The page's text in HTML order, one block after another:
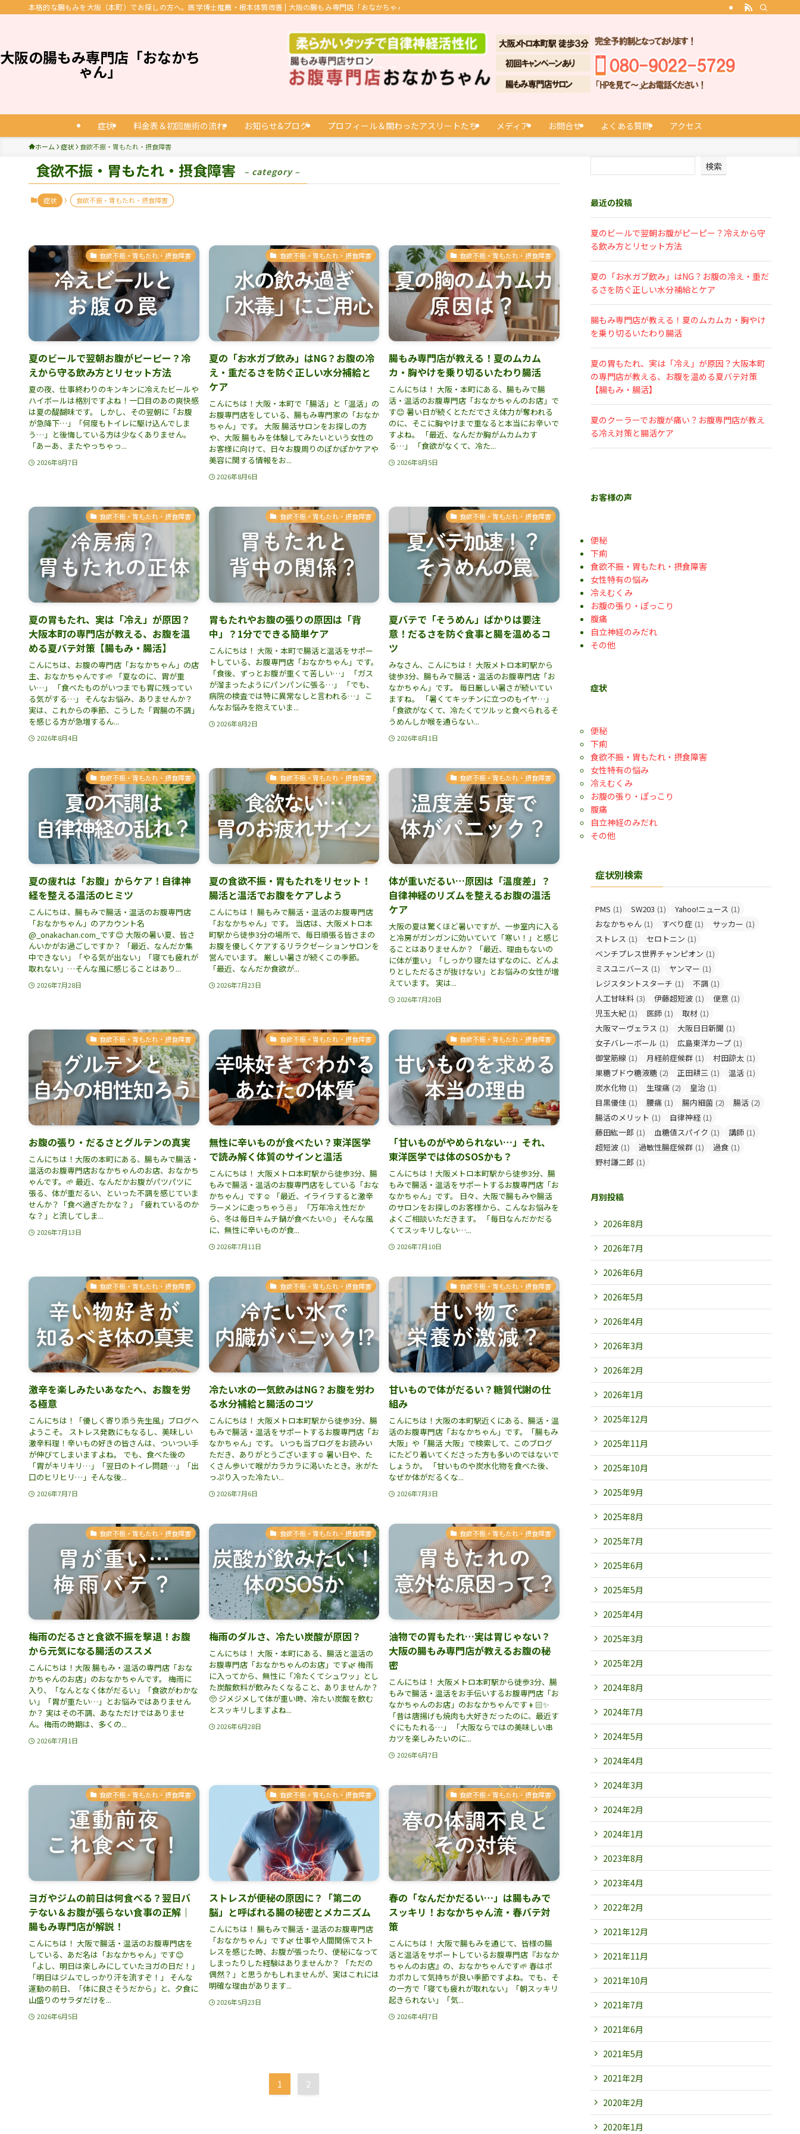
本格的な腸もみを大阪（本町）でお探しの方へ。医学博士推薦・根本体質改善 | 大阪の腸もみ専門店「おなかちゃん」
大阪の腸もみ専門店「おなかち
ゃん」
症状 料金表＆初回施術の流れ お知らせ&ブログ プロフィール＆関わったアスリートたち メディア お問合せ よくある質問 アクセス
ホーム 症状 食欲不振・胃もたれ・摂食障害
食欲不振・胃もたれ・摂食障害 – category –
症状 食欲不振・胃もたれ・摂食障害
食欲不振・胃もたれ・摂食障害
夏のビールで翌朝お腹がピーピー？冷
えから守る飲み方とリセット方法
夏の夜、仕事終わりのキンキンに冷えたビールや
ハイボールは格別ですよね！一口目のあの爽快感
は夏の醍醐味です。 しかし、その翌朝に「お腹
が急降下…」「何度もトイレに駆け込んでしま
う…」と後悔している方は少なくありません。
「あーあ、またやっちゃっ...
2026年8月7日
食欲不振・胃もたれ・摂食障害
夏の「お水ガブ飲み」はNG？お腹の冷
え・重だるさを防ぐ正しい水分補給と
ケア
こんにちは！大阪・本町で「腸活」と「温活」の
お腹専門店をしている、腸もみ専門家の「おなか
ちゃん」です。 大阪 腸活サロンをお探しの方
や、大阪 腸もみを体験してみたいという女性の
お客様に向けて、日々お腹周りのぽかぽかケアや
美容に関する情報をお...
2026年8月6日
食欲不振・胃もたれ・摂食障害
腸もみ専門店が教える！夏のムカム
カ・胸やけを乗り切るいたわり腸活
こんにちは！ 大阪・本町にある、腸もみで腸
活・温活のお腹専門店「おなかちゃんのお店」で
す😊 暑い日が続くとただでさえ体力が奪われる
のに、そこに胸やけまで重なると本当にお辛いで
すよね。 「最近、なんだか胸がムカムカす
る…」 「食欲がなくて、冷た...
2026年8月5日
食欲不振・胃もたれ・摂食障害
夏の胃もたれ、実は「冷え」が原因？
大阪本町の専門店が教える、お腹を温
める夏バテ対策【腸もみ・腸活】
こんにちは、お腹の専門店「おなかちゃん」の店
主、おなかちゃんです🌱 「夏なのに、胃が重
い…」 「食べたものがいつまでも胃に残ってい
る気がする…」 そんなお悩み、ありませんか？
実は、これからの季節、こうした「胃腸の不調」
を感じる方が急増するん...
2026年8月4日
食欲不振・胃もたれ・摂食障害
胃もたれやお腹の張りの原因は「背
中」？1分でできる簡単ケア
こんにちは！ 大阪・本町で腸活と温活をサポー
トしている、お腹専門店「おなかちゃん」です。
「食後、ずっとお腹が重くて苦しい…」 「ガス
が溜まったようにパンパンに張る…」 「でも、
病院の検査では特に異常なしと言われる…」 こ
んなお悩みを抱えていま...
2026年8月2日
食欲不振・胃もたれ・摂食障害
夏バテで「そうめん」ばかりは要注
意！だるさを防ぐ食事と腸を温めるコ
ツ
みなさん、こんにちは！ 大阪メトロ本町駅から
徒歩3分、腸もみで腸活・温活のお腹専門店「お
なかちゃん」です。 毎日厳しい暑さが続いてい
ますね。 「暑くてキッチンに立つのもイヤ…」
「食欲がなくて、冷たくてツルッと食べられるそ
うめんしか喉を通らない...
2026年8月1日
食欲不振・胃もたれ・摂食障害
夏の疲れは「お腹」からケア！自律神
経を整える温活のヒミツ
こんにちは、腸もみで腸活・温活のお腹専門店
「おなかちゃん」のアカウント名
@_onakachan.com_です😊 大阪の暑い夏、皆さ
んいかがお過ごしですか？ 「最近、なんだか集
中できない」「やる気が出ない」「寝ても疲れが
取れない」…そんな風に感じることはあり...
2026年7月28日
食欲不振・胃もたれ・摂食障害
夏の食欲不振・胃もたれをリセット！
腸活と温活でお腹をケアしよう
こんにちは！ 腸もみで腸活・温活のお腹専門店
「おなかちゃん」です。 当店は、大阪メトロ本
町駅から徒歩3分の場所で、毎日頑張る皆さまの
お腹を優しくケアするリラクゼーションサロンを
営んでいます。 厳しい暑さが続くこの季節。
「最近、なんだか食欲が...
2026年7月23日
食欲不振・胃もたれ・摂食障害
体が重いだるい…原因は「温度差」？
自律神経のリズムを整えるお腹の温活
ケア
大阪の夏は驚くほど暑いですが、一歩室内に入る
と冷房がガンガンに効いていて「寒い！」と感じ
ることはありませんか？ 「最近、理由もないの
に体が重い」「しっかり寝たはずなのに、どんよ
りとしただるさが抜けない」とお悩みの女性が増
えています。 実は...
2026年7月20日
食欲不振・胃もたれ・摂食障害
お腹の張り・だるさとグルテンの真実
こんにちは！大阪の本町にある、腸もみで腸活・
温活のお腹専門店おなかちゃんのお店、おなかち
ゃんです。🌱 最近、なんだかお腹がパツパツに
張る、体が重だるい、といった不調を感じていま
せんか？「食べ過ぎたかな？」「疲れているのか
な？」と流してしま...
2026年7月13日
食欲不振・胃もたれ・摂食障害
無性に辛いものが食べたい？東洋医学
で読み解く体質のサインと温活
こんにちは！ 大阪メトロ本町駅から徒歩3分、腸
もみで腸活・温活のお腹専門店をしている「おな
かちゃん」です☺️ 「最近、イライラすると激辛
ラーメンに走っちゃう🍜」 「万年冷え性だか
ら、冬は毎日キムチ鍋が食べたい🍲」 そんな風
に、無性に辛いものが食...
2026年7月11日
食欲不振・胃もたれ・摂食障害
「甘いものがやめられない…」それ、
東洋医学では体のSOSかも？
こんにちは！大阪メトロ本町駅から徒歩3分、腸
もみで腸活・温活をサポートするお腹専門店「お
なかちゃん」です。 日々、大阪で腸もみや腸活
のサロンをお探しのお客様から、こんなお悩みを
よくご相談いただきます。 「毎日なんだかだる
くてスッキリしない…...
2026年7月10日
食欲不振・胃もたれ・摂食障害
激辛を楽しみたいあなたへ、お腹を労
る極意
こんにちは！「優しく寄り添う先生風」ブログへ
ようこそ。 ストレス発散にもなるし、美味しい
激辛料理！辛いもの好きの皆さんは、ついつい手
が伸びてしまいますよね。 でも、食べた後の
「胃がキリキリ…」「翌日のトイレ問題…」「出
口のヒリヒリ…」そんな後...
2026年7月7日
食欲不振・胃もたれ・摂食障害
冷たい水の一気飲みはNG？お腹を労わ
る水分補給と腸活のコツ
こんにちは！ 大阪メトロ本町駅から徒歩3分、腸
もみで腸活・温活をサポートするお腹専門店「お
なかちゃん」です。 いつも当ブログをお読みい
ただき、ありがとうございます☺️ 暑い日や、た
くさん歩いて喉がカラカラに渇いたとき。氷がた
っぷり入った冷たい...
2026年7月6日
食欲不振・胃もたれ・摂食障害
甘いもので体がだるい？糖質代謝の仕
組み
こんにちは！大阪の本町駅近くにある、腸活・温
活のお腹専門店「おなかちゃん」です。「腸もみ
大阪」や「腸活 大阪」で検索して、このブログ
にたどり着いてくださった方も多いのではないで
しょうか。 「甘いものや炭水化物を食べた後、
なぜか体がだるくな...
2026年7月3日
食欲不振・胃もたれ・摂食障害
梅雨のだるさと食欲不振を撃退！お腹
から元気になる腸活のススメ
こんにちは！大阪 腸もみ・温活の専門店「おな
かちゃんのお店」のおなかちゃんです。 梅雨に
入り、「なんとなく体がだるい」「食欲がわかな
い」「胃が重たい…」とお悩みではありません
か？ 実はその不調、あなただけではありませ
ん。梅雨の時期は、多くの...
2026年7月1日
食欲不振・胃もたれ・摂食障害
梅雨のダルさ、冷たい炭酸が原因？
こんにちは！ 大阪・本町にある、腸活と温活の
お腹専門店「おなかちゃんのお店」です🌿 梅雨
に入ってから、無性に「冷たくてシュワッ」とし
た炭酸飲料が飲みたくなること、ありませんか？
🥺 ジメジメして体が重い時、冷たい炭酸を飲む
とスッキリしますよね...
2026年6月28日
食欲不振・胃もたれ・摂食障害
油物での胃もたれ…実は胃じゃない？
大阪の腸もみ専門店が教えるお腹の秘
密
こんにちは！ 大阪メトロ本町駅から徒歩3分、腸
もみで腸活・温活をお手伝いするお腹専門店「お
なかちゃんのお店」のおなかちゃんです👦🏻✨
「昔は唐揚げも焼肉も大好きだったのに、最近す
ぐにもたれる…」 「大阪ならではの美味しい串
カツを楽しみたいのに...
2026年6月7日
食欲不振・胃もたれ・摂食障害
ヨガやジムの前日は何食べる？翌日バ
テない＆お腹が張らない食事の正解｜
腸もみ専門店が解説！
こんにちは！ 大阪で腸活・温活のお腹専門店を
している、あだ名は「おなかちゃん」です😊
「よし、明日は楽しみにしていたヨガの日だ！」
「明日はジムでしっかり汗を流すぞ！」 そんな
運動の前日、「体に良さそうだから」と、夕食に
山盛りのサラダだけを...
2026年6月5日
食欲不振・胃もたれ・摂食障害
ストレスが便秘の原因に？「第二の
脳」と呼ばれる腸の秘密とメカニズム
こんにちは！ 腸もみで腸活・温活のお腹専門店
「おなかちゃん」です🌿 仕事や人間関係でスト
レスを感じた時、お腹が張ったり、便秘になって
しまったりした経験はありませんか？ 「ただの
偶然？」と思うかもしれませんが、実はこれには
明確な理由があります...
2026年5月23日
食欲不振・胃もたれ・摂食障害
春の「なんだかだるい…」は腸もみで
スッキリ！おなかちゃん流・春バテ対
策
こんにちは！ 大阪で腸もみを通じて、皆様の腸
活と温活をサポートしているお腹専門店『おなか
ちゃんのお店』の、おなかちゃんです🌱 春はポ
カポカして気持ちが良い季節ですよね。でも、そ
の一方で「寝ても疲れが取れない」「朝スッキリ
起きられない」「気...
2026年4月7日
1 2
検索
最近の投稿
夏のビールで翌朝お腹がピーピー？冷えから守
る飲み方とリセット方法
夏の「お水ガブ飲み」はNG？お腹の冷え・重だ
るさを防ぐ正しい水分補給とケア
腸もみ専門店が教える！夏のムカムカ・胸やけ
を乗り切るいたわり腸活
夏の胃もたれ、実は「冷え」が原因？大阪本町
の専門店が教える、お腹を温める夏バテ対策
【腸もみ・腸活】
夏のクーラーでお腹が痛い？お腹専門店が教え
る冷え対策と腸活ケア
お客様の声
便秘
下痢
食欲不振・胃もたれ・摂食障害
女性特有の悩み
冷えむくみ
お腹の張り・ぽっこり
腹痛
自立神経のみだれ
その他
症状
便秘
下痢
食欲不振・胃もたれ・摂食障害
女性特有の悩み
冷えむくみ
お腹の張り・ぽっこり
腹痛
自立神経のみだれ
その他
症状別検索
PMS (1) SW203 (1) Yahoo!ニュース (1)
おなかちゃん (1) すべり症 (1) サッカー (1)
ストレス (1) セロトニン (1)
ベンチプレス世界チャンピオン (1)
ミスユニバース (1) ヤンマー (1)
レジスタントスターチ (1) 不調 (1)
人工甘味料 (3) 伊藤超短波 (1) 便意 (1)
児玉大紀 (1) 医師 (1) 取材 (1)
大阪マーヴェラス (1) 大阪日日新聞 (1)
女子バレーボール (1) 広島東洋カープ (1)
御堂筋線 (1) 月経前症候群 (1) 村田諒太 (1)
果糖ブドウ糖液糖 (2) 正田耕三 (1) 温活 (1)
炭水化物 (1) 生理痛 (2) 皇治 (1)
目黒優佳 (1) 腰痛 (1) 腸内細菌 (2) 腸活 (2)
腸活のメリット (1) 自律神経 (1)
藤田紘一郎 (1) 血糖値スパイク (1) 講師 (1)
超短波 (1) 過敏性腸症候群 (1) 過食 (1)
野村謙二郎 (1)
月別投稿
2026年8月
2026年7月
2026年6月
2026年5月
2026年4月
2026年3月
2026年2月
2026年1月
2025年12月
2025年11月
2025年10月
2025年9月
2025年8月
2025年7月
2025年6月
2025年5月
2025年4月
2025年3月
2025年2月
2024年8月
2024年7月
2024年5月
2024年4月
2024年3月
2024年2月
2024年1月
2023年8月
2023年4月
2022年2月
2021年12月
2021年11月
2021年10月
2021年7月
2021年6月
2021年5月
2021年2月
2020年2月
2020年1月